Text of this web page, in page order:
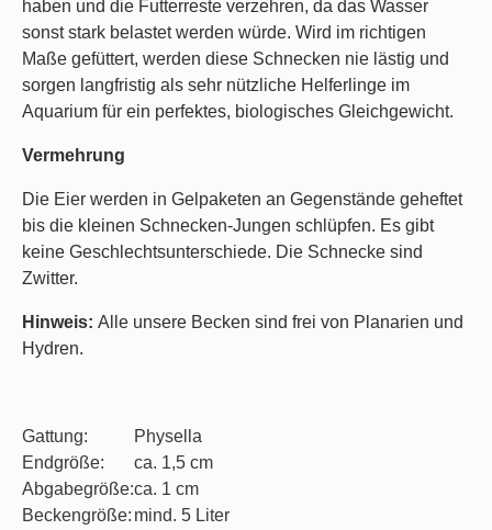
haben und die Futterreste verzehren, da das Wasser
sonst stark belastet werden würde. Wird im richtigen
Maße gefüttert, werden diese Schnecken nie lästig und
sorgen langfristig als sehr nützliche Helferlinge im
Aquarium für ein perfektes, biologisches Gleichgewicht.
Vermehrung
Die Eier werden in Gelpaketen an Gegenstände geheftet
bis die kleinen Schnecken-Jungen schlüpfen. Es gibt
keine Geschlechtsunterschiede. Die Schnecke sind
Zwitter.
Hinweis: Alle unsere Becken sind frei von Planarien und
Hydren.
Gattung:
Physella
Endgröße:
ca. 1,5 cm
Abgabegröße:ca. 1 cm
Beckengröße: mind. 5 Liter